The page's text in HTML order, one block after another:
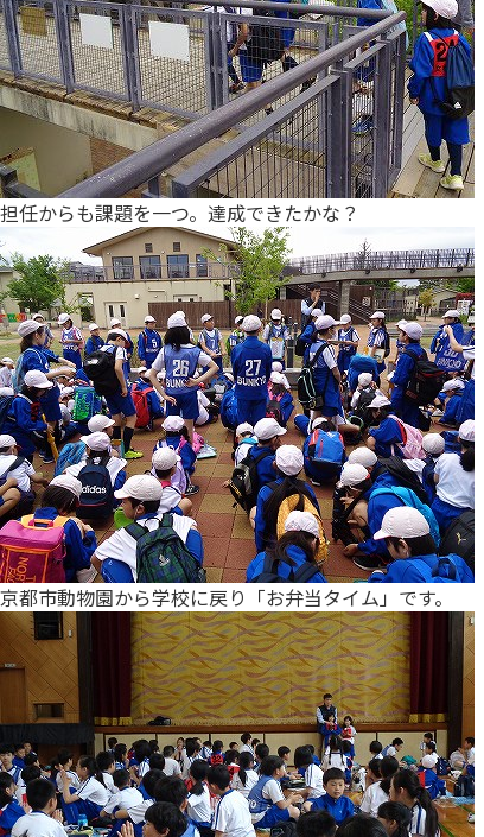
担任からも課題を一つ。達成できたかな？
京都市動物園から学校に戻り「お弁当タイム」です。